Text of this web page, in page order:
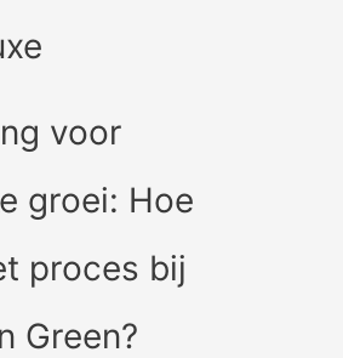
voor
groei: Hoe
proces bij
Green?